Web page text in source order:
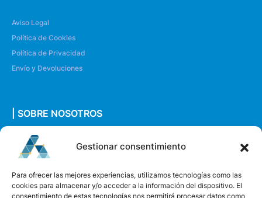
Gestionar consentimiento
Para ofrecer las mejores experiencias, utilizamos tecnologías como las
cookies para almacenar y/o acceder a la información del dispositivo. El
consentimiento de estas tecnologías nos permitirá procesar datos como
Aviso Legal
Política de Cookies
Política de Privacidad
Envío y Devoluciones
| SOBRE NOSOTROS
Quiénes somos
Envíanos un mensaje